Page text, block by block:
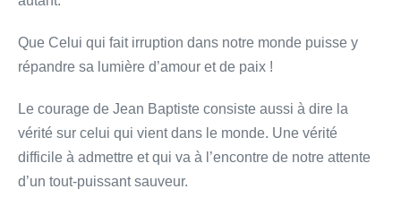
Que Celui qui fait irruption dans notre monde puisse y
répandre sa lumière d’amour et de paix !
Le courage de Jean Baptiste consiste aussi à dire la
vérité sur celui qui vient dans le monde. Une vérité
difficile à admettre et qui va à l’encontre de notre attente
d’un tout-puissant sauveur.